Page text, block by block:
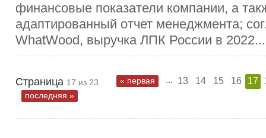
финансовые показатели компании, а
адаптированный отчет менеджмента;
WhatWood, выручка ЛПК России в 2022...
Страница 17 из 23 « первая ... 13 14 15 16 17
последняя »